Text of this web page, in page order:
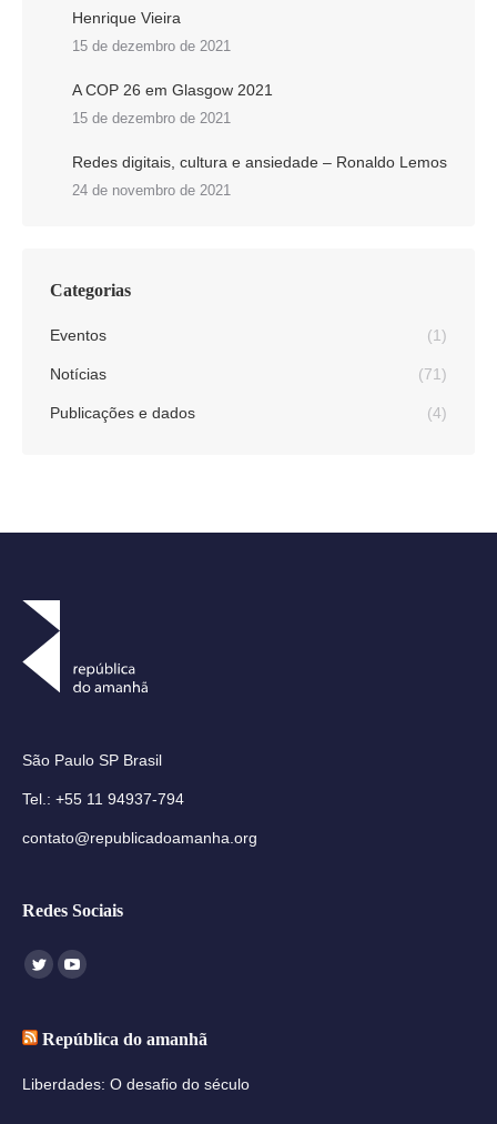
Henrique Vieira
15 de dezembro de 2021
A COP 26 em Glasgow 2021
15 de dezembro de 2021
Redes digitais, cultura e ansiedade – Ronaldo Lemos
24 de novembro de 2021
Categorias
Eventos (1)
Notícias (71)
Publicações e dados (4)
São Paulo SP Brasil
Tel.: +55 11 94937-794
contato@republicadoamanha.org
Redes Sociais
Encontre-nos em:
TwitterYouTube
República do amanhã
Liberdades: O desafio do século